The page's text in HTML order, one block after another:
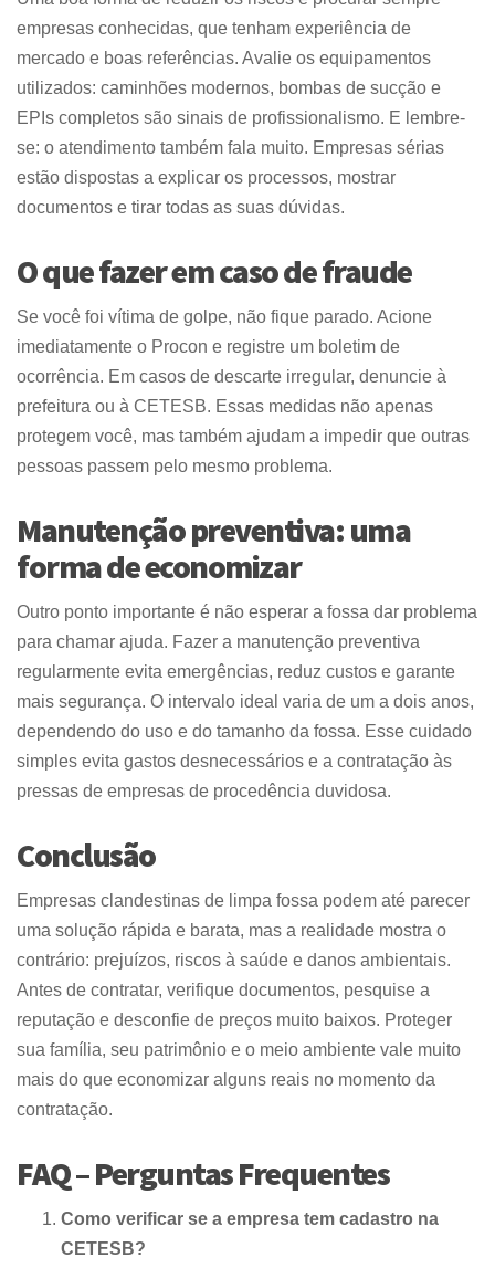
empresas conhecidas, que tenham experiência de
mercado e boas referências. Avalie os equipamentos
utilizados: caminhões modernos, bombas de sucção e
EPIs completos são sinais de profissionalismo. E lembre-
se: o atendimento também fala muito. Empresas sérias
estão dispostas a explicar os processos, mostrar
documentos e tirar todas as suas dúvidas.
O que fazer em caso de fraude
Se você foi vítima de golpe, não fique parado. Acione
imediatamente o Procon e registre um boletim de
ocorrência. Em casos de descarte irregular, denuncie à
prefeitura ou à CETESB. Essas medidas não apenas
protegem você, mas também ajudam a impedir que outras
pessoas passem pelo mesmo problema.
Manutenção preventiva: uma
forma de economizar
Outro ponto importante é não esperar a fossa dar problema
para chamar ajuda. Fazer a manutenção preventiva
regularmente evita emergências, reduz custos e garante
mais segurança. O intervalo ideal varia de um a dois anos,
dependendo do uso e do tamanho da fossa. Esse cuidado
simples evita gastos desnecessários e a contratação às
pressas de empresas de procedência duvidosa.
Conclusão
Empresas clandestinas de limpa fossa podem até parecer
uma solução rápida e barata, mas a realidade mostra o
contrário: prejuízos, riscos à saúde e danos ambientais.
Antes de contratar, verifique documentos, pesquise a
reputação e desconfie de preços muito baixos. Proteger
sua família, seu patrimônio e o meio ambiente vale muito
mais do que economizar alguns reais no momento da
contratação.
FAQ – Perguntas Frequentes
Como verificar se a empresa tem cadastro na
CETESB?